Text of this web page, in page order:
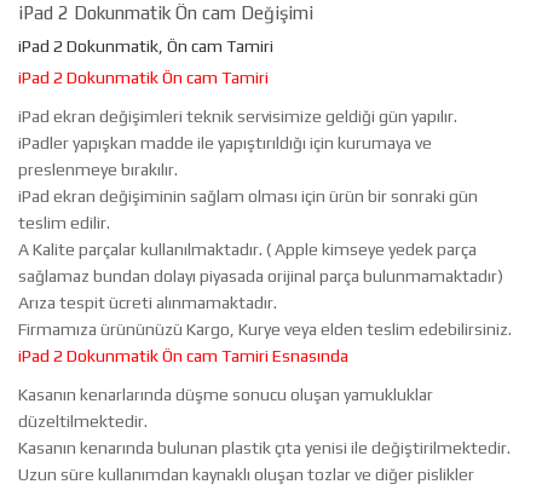
iPad 2 Dokunmatik Ön cam Değişimi
iPad 2 Dokunmatik, Ön cam Tamiri
iPad 2 Dokunmatik Ön cam Tamiri
iPad ekran değişimleri teknik servisimize geldiği gün yapılır.
iPadler yapışkan madde ile yapıştırıldığı için kurumaya ve
preslenmeye bırakılır.
iPad ekran değişiminin sağlam olması için ürün bir sonraki gün
teslim edilir.
A Kalite parçalar kullanılmaktadır. ( Apple kimseye yedek parça
sağlamaz bundan dolayı piyasada orijinal parça bulunmamaktadır)
Arıza tespit ücreti alınmamaktadır.
Firmamıza ürününüzü Kargo, Kurye veya elden teslim edebilirsiniz.
iPad 2 Dokunmatik Ön cam Tamiri Esnasında
Kasanın kenarlarında düşme sonucu oluşan yamukluklar
düzeltilmektedir.
Kasanın kenarında bulunan plastik çıta yenisi ile değiştirilmektedir.
Uzun süre kullanımdan kaynaklı oluşan tozlar ve diğer pislikler